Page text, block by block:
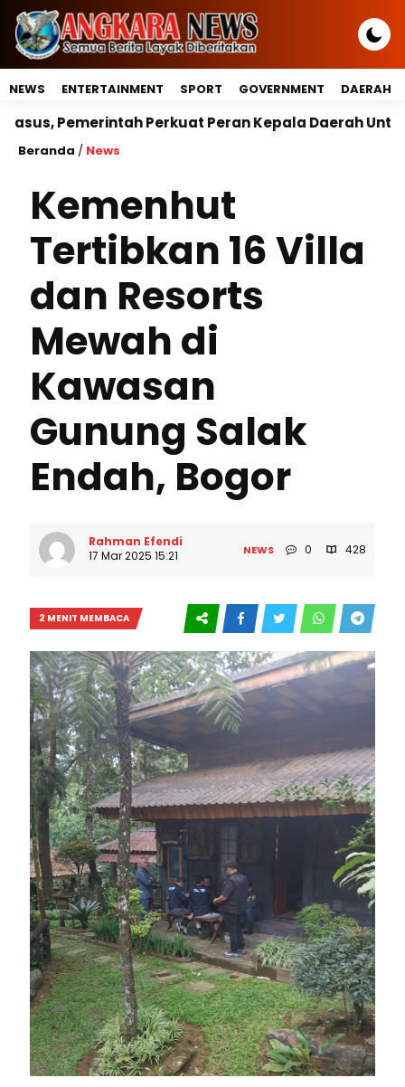
NEWS ENTERTAINMENT SPORT GOVERNMENT DAERAH
Perkuat Peran Kepala Daerah Untuk Perlindungan
Beranda / News
Kemenhut
Tertibkan 16 Villa
dan Resorts
Mewah di
Kawasan
Gunung Salak
Endah, Bogor
Rahman Efendi
17 Mar 2025 15:21
NEWS 0 428
2 MENIT MEMBACA